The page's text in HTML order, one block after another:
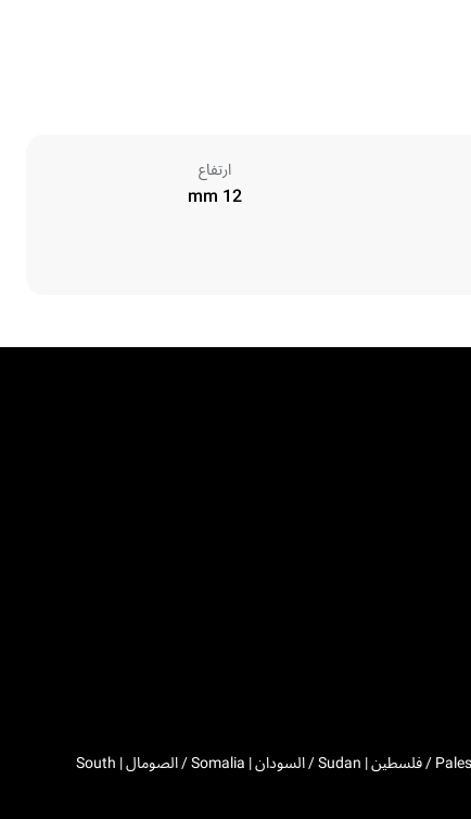
ارتفاع
12 mm
Algeria / الجزائر | Djibouti / جيبوتي | Egypt / مصر | Western Sahara / الصحراء الغربية | Libya / ليبيا | Morocco / المغرب | Mauritania / موريتانيا | Palestine / فلسطين | Sudan / السودان | Somalia / الصومال | South